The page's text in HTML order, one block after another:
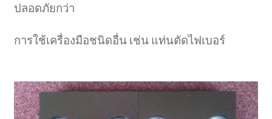
ปลอดภัยกว่า
การใช้เครื่องมือชนิดอื่น เช่น แท่นตัดไฟเบอร์